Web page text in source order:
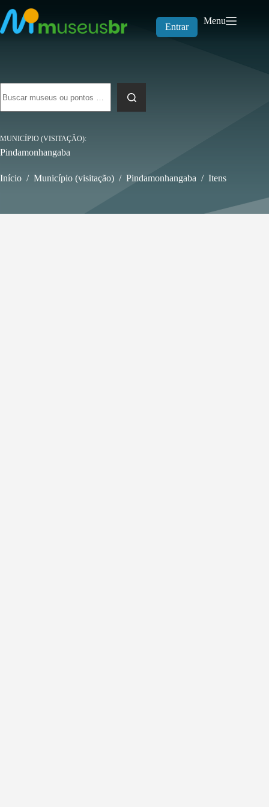
para
o
conteúdo
Entrar
Menu
resultados
MUNICÍPIO (VISITAÇÃO)
Pindamonhangaba
Início / Município (visitação) / Pindamonhangaba / Itens